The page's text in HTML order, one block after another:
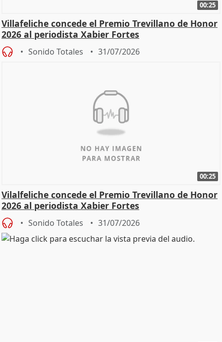
00:25
Villafeliche concede el Premio Trevillano de Honor
2026 al periodista Xabier Fortes
Sonido Totales 31/07/2026
00:25
Vilalfeliche concede el Premio Trevillano de Honor
2026 al periodista Xabier Fortes
Sonido Totales 31/07/2026